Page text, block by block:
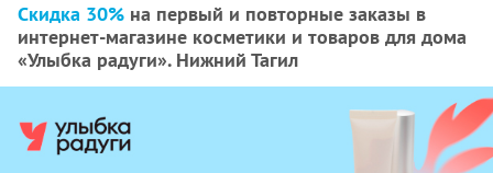
Скидка 30% на первый и повторные заказы в
интернет-магазине косметики и товаров для дома
«Улыбка радуги». Нижний Тагил